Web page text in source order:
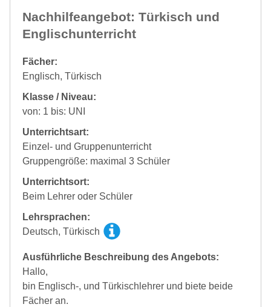
Nachhilfeangebot: Türkisch und
Englischunterricht
Fächer:
Englisch, Türkisch
Klasse / Niveau:
von: 1 bis: UNI
Unterrichtsart:
Einzel- und Gruppenunterricht
Gruppengröße: maximal 3 Schüler
Unterrichtsort:
Beim Lehrer oder Schüler
Lehrsprachen:
Deutsch, Türkisch
Ausführliche Beschreibung des Angebots:
Hallo,
bin Englisch-, und Türkischlehrer und biete beide
Fächer an.